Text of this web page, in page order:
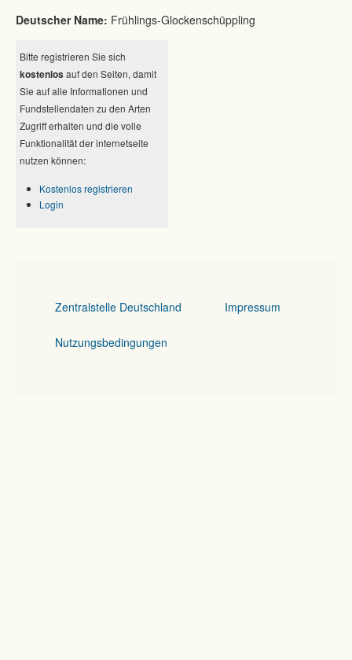
Deutscher Name: Frühlings-Glockenschüppling
Bitte registrieren Sie sich
kostenlos auf den Seiten, damit
Sie auf alle Informationen und
Fundstellendaten zu den Arten
Zugriff erhalten und die volle
Funktionalität der internetseite
nutzen können:
Kostenlos registrieren
Login
Zentralstelle Deutschland Impressum
Nutzungsbedingungen